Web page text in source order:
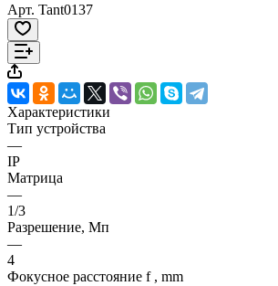
Арт. Tant0137
Характеристики
Тип устройства
—
IP
Матрица
—
1/3
Разрешение, Мп
—
4
Фокусное расстояние f , mm